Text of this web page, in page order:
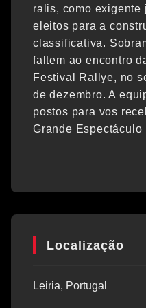
ralis, como exigente
eleitos para a
classificativa.
faltem ao encontro
Festival Rallye, no
de dezembro. A
postos para vos
Grande Espectáculo
Localização
Leiria, Portugal